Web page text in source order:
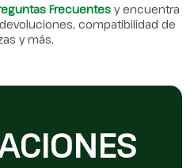
Frecuentes y encuentra
compatibilidad de
y más.